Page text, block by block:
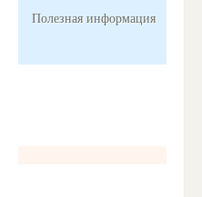
Полезная информация